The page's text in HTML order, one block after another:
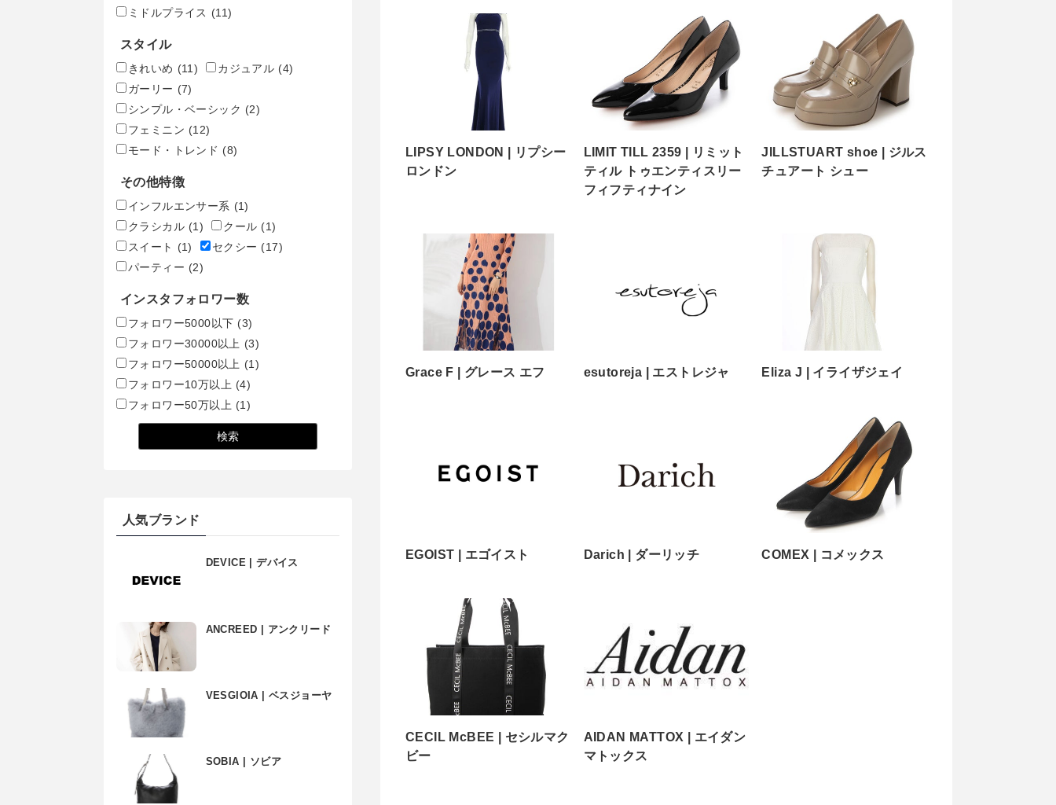
LIPSY LONDON | リプシー
ロンドン
LIMIT TILL 2359 | リミット
ティル トゥエンティスリー
フィフティナイン
JILLSTUART shoe | ジルス
チュアート シュー
Grace F | グレース エフ esutoreja | エストレジャ Eliza J | イライザジェイ
EGOIST | エゴイスト Darich | ダーリッチ COMEX | コメックス
CECIL McBEE | セシルマク
ビー
AIDAN MATTOX | エイダン
マトックス
ミドルプライス (11)
スタイル
きれいめ (11) カジュアル (4)
ガーリー (7)
シンプル・ベーシック (2)
フェミニン (12)
モード・トレンド (8)
その他特徴
インフルエンサー系 (1)
クラシカル (1) クール (1)
スイート
(1) セクシー (17)
パーティー (2)
インスタフォロワー数
フォロワー5000以下 (3)
フォロワー30000以上 (3)
フォロワー50000以上 (1)
フォロワー10万以上 (4)
フォロワー50万以上 (1)
人気ブランド
DEVICE | デバイス
ANCREED | アンクリード
VESGIOIA | ベスジョーヤ
SOBIA | ソビア